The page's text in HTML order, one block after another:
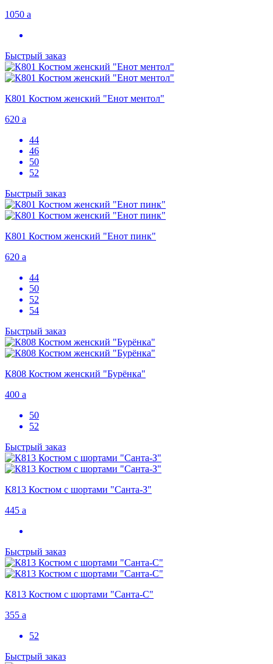
1050 a
Быстрый заказ
К801 Костюм женский "Енот ментол"
620 a
44
46
50
52
Быстрый заказ
К801 Костюм женский "Енот пинк"
620 a
44
50
52
54
Быстрый заказ
К808 Костюм женский "Бурёнка"
400 a
50
52
Быстрый заказ
К813 Костюм с шортами "Санта-З"
445 a
Быстрый заказ
К813 Костюм с шортами "Санта-С"
355 a
52
Быстрый заказ